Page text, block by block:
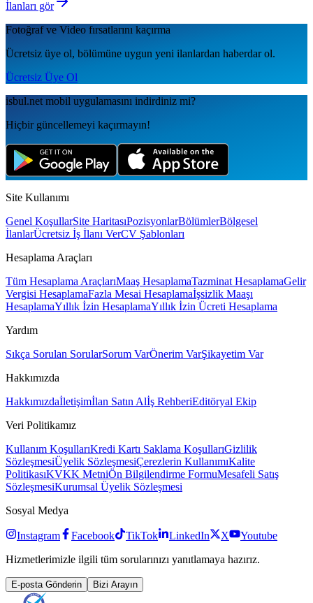
İlanları gör
Fotoğraf ve Video fırsatlarını kaçırma
Ücretsiz üye ol, bölümüne uygun yeni ilanlardan haberdar ol.
Ücretsiz Üye Ol
isbul.net mobil uygulamаsını indirdiniz mi?
Hiçbir güncellemeyi kaçırmayın!
Site Kullanımı
Genel KoşullarSite HaritasıPozisyonlarBölümlerBölgesel
İlanlarÜcretsiz İş İlanı VerCV Şablonları
Hesaplama Araçları
Tüm Hesaplama AraçlarıMaaş HesaplamaTazminat HesaplamaGelir
Vergisi HesaplamaFazla Mesai Hesaplamaİşsizlik Maaşı
HesaplamaYıllık İzin HesaplamaYıllık İzin Ücreti Hesaplama
Yardım
Sıkça Sorulan SorularSorum VarÖnerim VarŞikayetim Var
Hakkımızda
Hakkımızdaİletişimİlan Satın Alİş RehberiEditöryal Ekip
Veri Politikamız
Kullanım KoşullarıKredi Kartı Saklama KoşullarıGizlilik
SözleşmesiÜyelik SözleşmesiÇerezlerin KullanımıKalite
PolitikasıKVKK MetniÖn Bilgilendirme FormuMesafeli Satış
SözleşmesiKurumsal Üyelik Sözleşmesi
Sosyal Medya
Instagram Facebook TikTok LinkedIn X
Youtube
Hizmetlerimizle ilgili tüm sorularınızı yanıtlamaya hazırız.
E-posta Gönderin Bizi Arayın